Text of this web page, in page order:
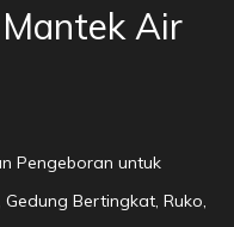
Air
Pengeboran untuk
Bertingkat, Ruko,